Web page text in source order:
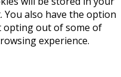
also have the option
opting out of some of
experience.